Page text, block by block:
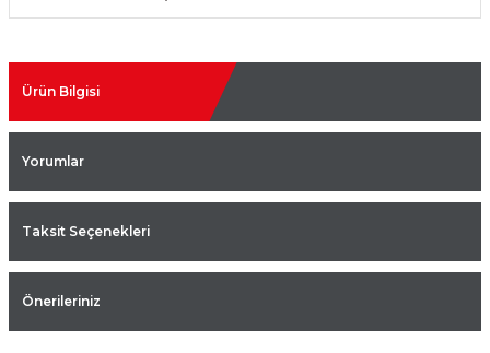
Ürün Bilgisi
Yorumlar
Taksit Seçenekleri
Önerileriniz